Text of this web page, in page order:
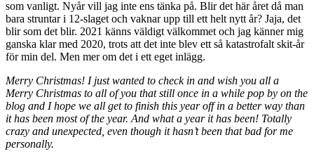
som vanligt. Nyår vill jag inte ens tänka på. Blir det här året då man
bara struntar i 12-slaget och vaknar upp till ett helt nytt år? Jaja, det
blir som det blir. 2021 känns väldigt välkommet och jag känner mig
ganska klar med 2020, trots att det inte blev ett så katastrofalt skit-år
för min del. Men mer om det i ett eget inlägg.
Merry Christmas! I just wanted to check in and wish you all a
Merry Christmas to all of you that still once in a while pop by on the
blog and I hope we all get to finish this year off in a better way than
it has been most of the year. And what a year it has been! Totally
crazy and unexpected, even though it hasn’t been that bad for me
personally.